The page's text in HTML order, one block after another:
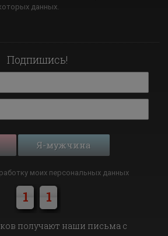
данных.
Подпишись!
Я-мужчина
моих персональных данных
1 1
получают наши письма с